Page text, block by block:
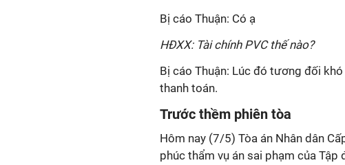
Bị cáo Thuận: Có ạ
HĐXX: Tài chính PVC thế nào?
Bị cáo Thuận: Lúc đó tương đối khó
thanh toán.
Trước thềm phiên tòa
Hôm nay (7/5) Tòa án Nhân dân
phúc thẩm vụ án sai phạm của Tập